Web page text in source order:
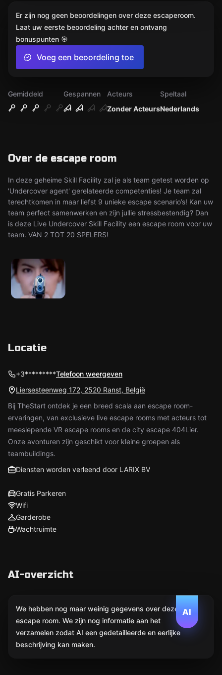
Gemiddeld
Gespannen
Zonder Acteurs
Acteurs
Nederlands
Speltaal
Over de escape room
In deze geheime Skill Facility zal je als team getest worden op
'Undercover agent' gerelateerde competenties! Je team zal
terechtkomen in maar liefst 9 unieke escape scenario’s! Kan uw
team perfect samenwerken en zijn jullie stressbestendig? Dan
is deze Live Undercover Skill Facility een escape room voor uw
team. VAN 2 TOT 20 SPELERS!
Er zijn nog geen beoordelingen over deze escaperoom.
Laat uw eerste beoordeling achter en ontvang
bonuspunten 🎯
Voeg een beoordeling toe
Locatie
+3*********Telefoon weergeven
Liersesteenweg 172, 2520 Ranst, België
Bij TheStart ontdek je een breed scala aan escape room-
ervaringen, van exclusieve live escape rooms met acteurs tot
meeslepende VR escape rooms en de city escape 404Lier.
Onze avonturen zijn geschikt voor kleine groepen als
teambuildings.
Diensten worden verleend door LARIX BV
Gratis Parkeren
Wifi
Garderobe
Wachtruimte
AI-overzicht
AI
We hebben nog maar weinig gegevens over deze
escape room. We zijn nog informatie aan het
verzamelen zodat AI een gedetailleerde en eerlijke
beschrijving kan maken.